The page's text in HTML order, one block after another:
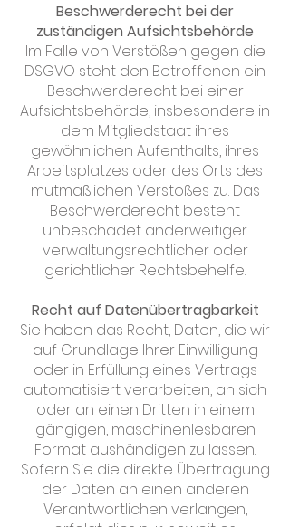
Beschwerderecht bei der
zuständigen Aufsichtsbehörde
Im Falle von Verstößen gegen die
DSGVO steht den Betroffenen ein
Beschwerderecht bei einer
Aufsichtsbehörde, insbesondere in
dem Mitgliedstaat ihres
gewöhnlichen Aufenthalts, ihres
Arbeitsplatzes oder des Orts des
mutmaßlichen Verstoßes zu. Das
Beschwerderecht besteht
unbeschadet anderweitiger
verwaltungsrechtlicher oder
gerichtlicher Rechtsbehelfe.
Recht auf Datenübertragbarkeit
Sie haben das Recht, Daten, die wir
auf Grundlage Ihrer Einwilligung
oder in Erfüllung eines Vertrags
automatisiert verarbeiten, an sich
oder an einen Dritten in einem
gängigen, maschinenlesbaren
Format aushändigen zu lassen.
Sofern Sie die direkte Übertragung
der Daten an einen anderen
Verantwortlichen verlangen,